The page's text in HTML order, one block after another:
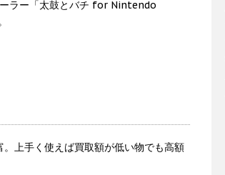
ラー「太鼓とバチ for Nintendo
上手く使えば買取額が低い物でも高額